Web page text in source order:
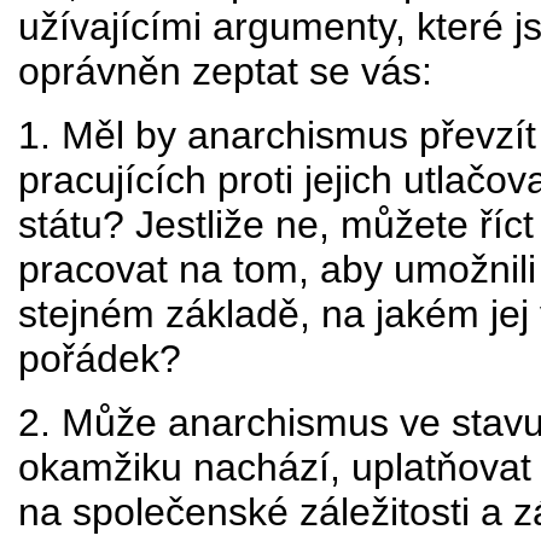
užívajícími argumenty, které
oprávněn zeptat se vás:
1. Měl by anarchismus
pracujících proti jejich
státu? Jestliže ne, můžete
pracovat na tom, aby
stejném základě, na jakém
pořádek?
2. Může anarchismus ve
okamžiku nachází,
na společenské záležitosti a